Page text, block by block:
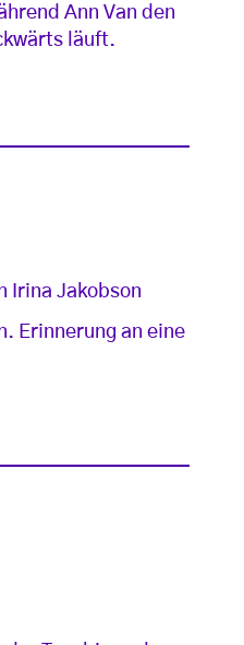
Ann Van den
läuft.
Irina Jakobson
Erinnerung an eine